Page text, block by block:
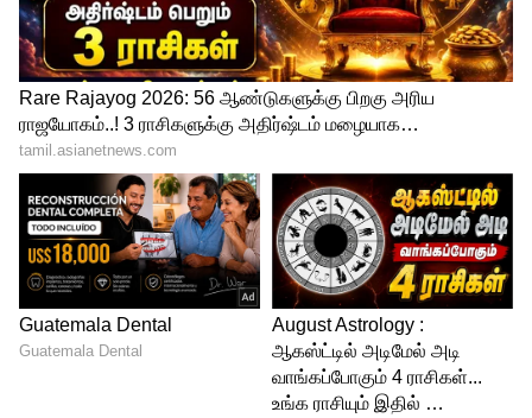
இதையும் படிங்க:சென்னை வாகன
ஓட்டிகளே தப்பி தவறி கூட 2 நாட்களுக்கு
இந்த பக்கம் போயிடாதீங்க.. அப்புறம்